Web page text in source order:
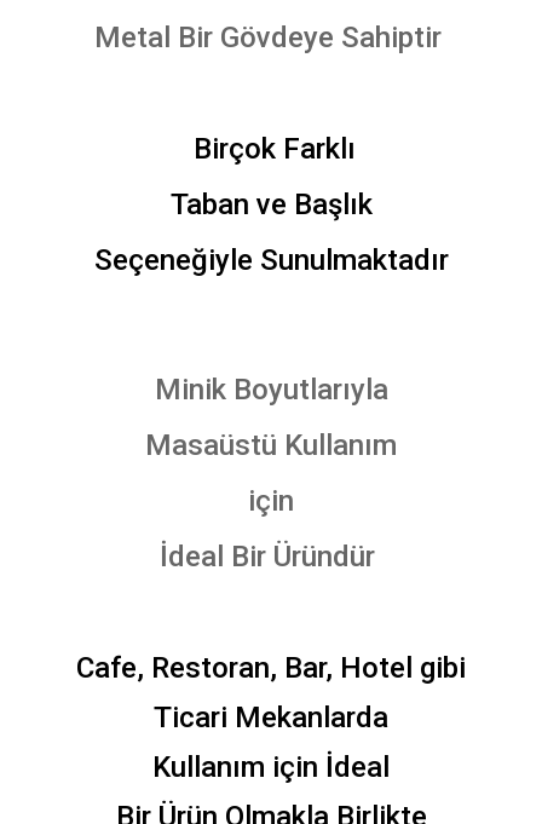
Metal Bir Gövdeye Sahiptir
Birçok Farklı
Taban ve Başlık
Seçeneğiyle Sunulmaktadır
Minik Boyutlarıyla
Masaüstü Kullanım
için
İdeal Bir Üründür
Cafe, Restoran, Bar, Hotel gibi
Ticari Mekanlarda
Kullanım için İdeal
Bir Ürün Olmakla Birlikte